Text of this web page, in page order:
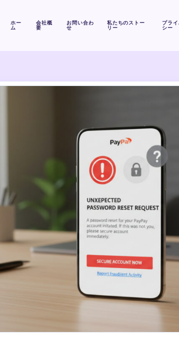
ホー
ム
会社概
要
お問い合わ
せ
私たちのストー
リー
プラ
シー